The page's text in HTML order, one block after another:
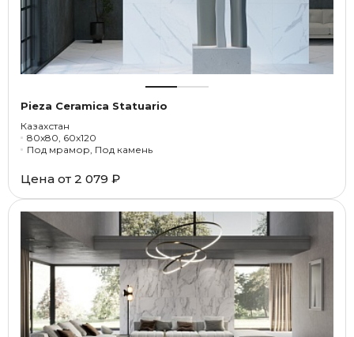
Pieza Ceramica Statuario
Казахстан
80x80, 60x120
Под мрамор, Под камень
Цена от 2 079 ₽